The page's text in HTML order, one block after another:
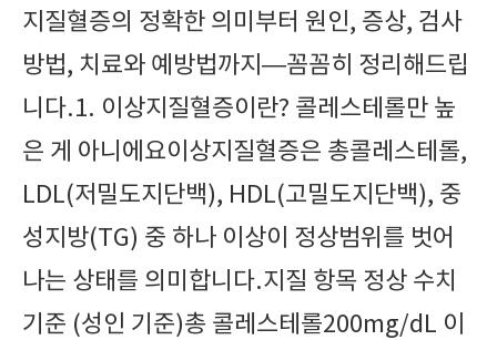
지질혈증의 정확한 의미부터 원인, 증상, 검사
방법, 치료와 예방법까지—꼼꼼히 정리해드립
니다.1. 이상지질혈증이란? 콜레스테롤만 높
은 게 아니에요이상지질혈증은 총콜레스테롤,
LDL(저밀도지단백), HDL(고밀도지단백), 중
성지방(TG) 중 하나 이상이 정상범위를 벗어
나는 상태를 의미합니다.지질 항목 정상 수치
기준 (성인 기준)총 콜레스테롤200mg/dL 이